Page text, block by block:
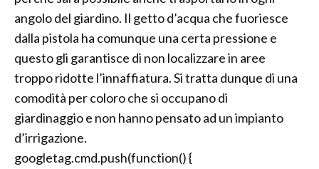
angolo del giardino. Il getto d’acqua che fuoriesce
dalla pistola ha comunque una certa pressione e
questo gli garantisce di non localizzare in aree
troppo ridotte l’innaffiatura. Si tratta dunque di una
comodità per coloro che si occupano di
giardinaggio e non hanno pensato ad un impianto
d’irrigazione.
googletag.cmd.push(function() {